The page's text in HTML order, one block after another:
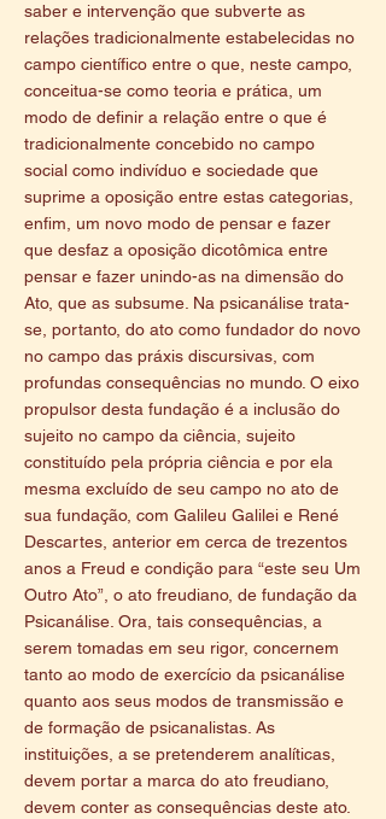
saber e intervenção que subverte as
relações tradicionalmente estabelecidas no
campo científico entre o que, neste campo,
conceitua-se como teoria e prática, um
modo de definir a relação entre o que é
tradicionalmente concebido no campo
social como indivíduo e sociedade que
suprime a oposição entre estas categorias,
enfim, um novo modo de pensar e fazer
que desfaz a oposição dicotômica entre
pensar e fazer unindo-as na dimensão do
Ato, que as subsume. Na psicanálise trata-
se, portanto, do ato como fundador do novo
no campo das práxis discursivas, com
profundas consequências no mundo. O eixo
propulsor desta fundação é a inclusão do
sujeito no campo da ciência, sujeito
constituído pela própria ciência e por ela
mesma excluído de seu campo no ato de
sua fundação, com Galileu Galilei e René
Descartes, anterior em cerca de trezentos
anos a Freud e condição para “este seu Um
Outro Ato”, o ato freudiano, de fundação da
Psicanálise. Ora, tais consequências, a
serem tomadas em seu rigor, concernem
tanto ao modo de exercício da psicanálise
quanto aos seus modos de transmissão e
de formação de psicanalistas. As
instituições, a se pretenderem analíticas,
devem portar a marca do ato freudiano,
devem conter as consequências deste ato.